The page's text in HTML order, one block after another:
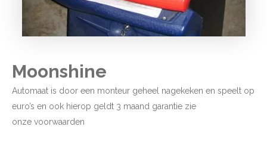
Moonshine
Automaat is door een monteur geheel nagekeken en speelt op
euro’s en ook hierop geldt 3 maand garantie zie
onze voorwaarden